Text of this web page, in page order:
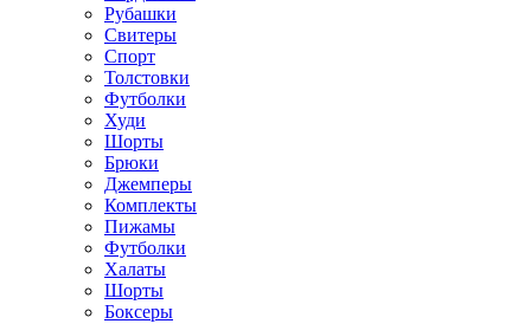
Рубашки
Свитеры
Спорт
Толстовки
Футболки
Худи
Шорты
Брюки
Джемперы
Комплекты
Пижамы
Футболки
Халаты
Шорты
Боксеры